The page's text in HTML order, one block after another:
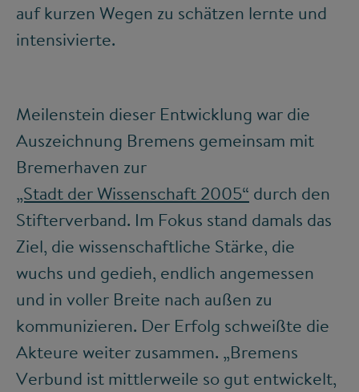
auf kurzen Wegen zu schätzen lernte und
intensivierte.
Meilenstein dieser Entwicklung war die
Auszeichnung Bremens gemeinsam mit
Bremerhaven zur
„Stadt der Wissenschaft 2005“ durch den
Stifterverband. Im Fokus stand damals das
Ziel, die wissenschaftliche Stärke, die
wuchs und gedieh, endlich angemessen
und in voller Breite nach außen zu
kommunizieren. Der Erfolg schweißte die
Akteure weiter zusammen. „Bremens
Verbund ist mittlerweile so gut entwickelt,